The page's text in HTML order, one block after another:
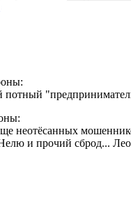
потный
неотёсанных
и прочий сброд...